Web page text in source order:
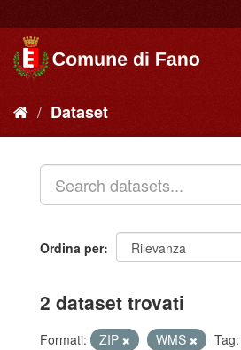
Dataset
Ordina per
2 dataset trovati
Formati: ZIP WMS Tag: